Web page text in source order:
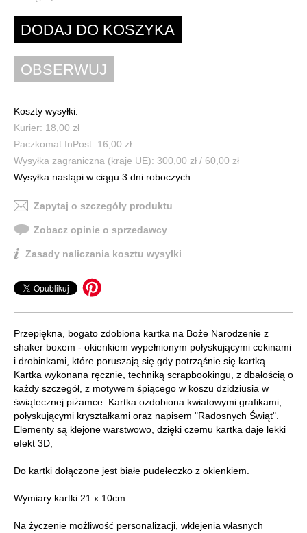
Koszty wysyłki:
Kurier: 18,00 zł
Paczkomat InPost: 16,00 zł
Wysyłka zagraniczna (kraje UE): 300,00 zł / 60,00 zł
Wysyłka nastąpi w ciągu 3 dni roboczych
Zapytaj o szczegóły produktu
Zobacz opinie o sprzedawcy
Zasady naliczania kosztu wysyłki
Przepiękna, bogato zdobiona kartka na Boże Narodzenie z
shaker boxem - okienkiem wypełnionym połyskującymi cekinami
i drobinkami, które poruszają się gdy potrząśnie się kartką.
Kartka wykonana ręcznie, techniką scrapbookingu, z dbałością o
każdy szczegół, z motywem śpiącego w koszu dzidziusia w
świątecznej piżamce. Kartka ozdobiona kwiatowymi grafikami,
połyskującymi kryształkami oraz napisem "Radosnych Świąt".
Elementy są klejone warstwowo, dzięki czemu kartka daje lekki
efekt 3D,
Do kartki dołączone jest białe pudełeczko z okienkiem.
Wymiary kartki 21 x 10cm
Na życzenie możliwość personalizacji, wklejenia własnych